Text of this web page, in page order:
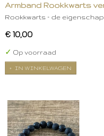
Armband Rookkwarts
Rookkwarts – de
€ 10,00
✓ Op voorraad
IN WINKELWAGEN